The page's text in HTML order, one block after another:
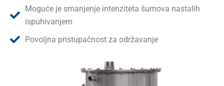
Moguće je smanjenje intenziteta šumova nastalih
ispuhivanjem
Povoljna pristupačnost za održavanje